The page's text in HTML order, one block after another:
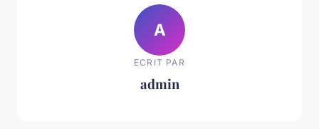
A
ECRIT PAR
admin